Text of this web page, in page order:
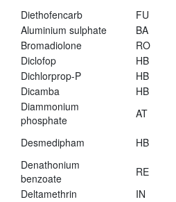
Diethofencarb
FU
Aluminium sulphate
BA
Bromadiolone
RO
Diclofop
HB
Dichlorprop-P
HB
Dicamba
HB
Diammonium
phosphate
AT
Desmedipham HB
Denathonium
benzoate
RE
Deltamethrin
IN